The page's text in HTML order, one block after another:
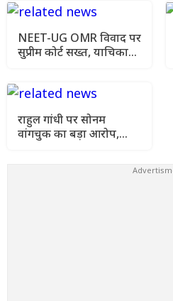
NEET-UG OMR विवाद पर
सुप्रीम कोर्ट सख्त, याचिका
राहुल गांधी पर सोनम
वांगचुक का बड़ा आरोप,